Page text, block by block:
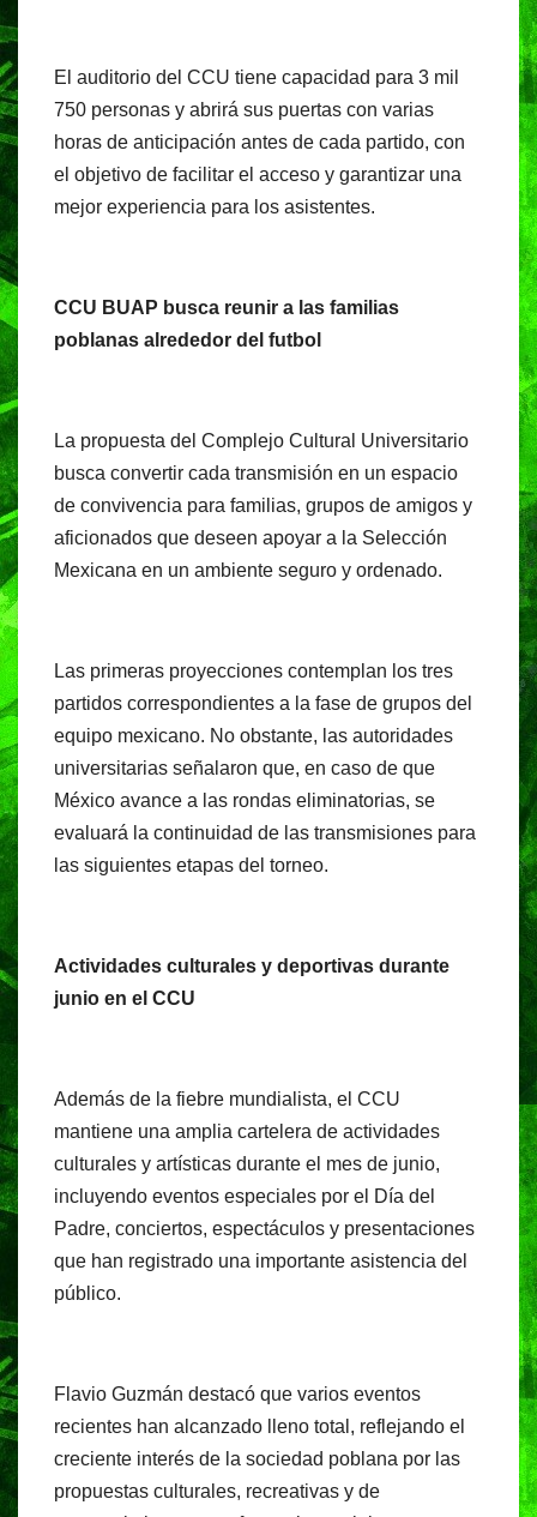
El auditorio del CCU tiene capacidad para 3 mil
750 personas y abrirá sus puertas con varias
horas de anticipación antes de cada partido, con
el objetivo de facilitar el acceso y garantizar una
mejor experiencia para los asistentes.
CCU BUAP busca reunir a las familias
poblanas alrededor del futbol
La propuesta del Complejo Cultural Universitario
busca convertir cada transmisión en un espacio
de convivencia para familias, grupos de amigos y
aficionados que deseen apoyar a la Selección
Mexicana en un ambiente seguro y ordenado.
Las primeras proyecciones contemplan los tres
partidos correspondientes a la fase de grupos del
equipo mexicano. No obstante, las autoridades
universitarias señalaron que, en caso de que
México avance a las rondas eliminatorias, se
evaluará la continuidad de las transmisiones para
las siguientes etapas del torneo.
Actividades culturales y deportivas durante
junio en el CCU
Además de la fiebre mundialista, el CCU
mantiene una amplia cartelera de actividades
culturales y artísticas durante el mes de junio,
incluyendo eventos especiales por el Día del
Padre, conciertos, espectáculos y presentaciones
que han registrado una importante asistencia del
público.
Flavio Guzmán destacó que varios eventos
recientes han alcanzado lleno total, reflejando el
creciente interés de la sociedad poblana por las
propuestas culturales, recreativas y de